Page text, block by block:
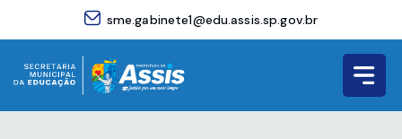
sme.gabinete1@edu.assis.sp.gov.br